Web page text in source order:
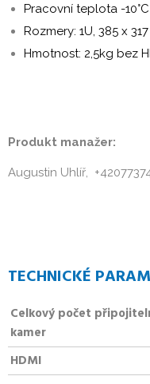
Pracovní teplota -10°C
Rozmery: 1U, 385 x
Hmotnost: 2,5kg bez
Produkt manažer:
Augustin Uhlíř,
TECHNICKÉ
Celkový počet
kamer
HDMI